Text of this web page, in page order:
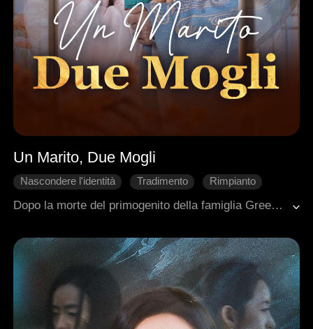
Un Marito, Due Mogli
Nascondere l'identità Tradimento
Rimpianto
Dopo la morte del primogenito della famiglia Green, Terrance, la giovane vedova Lydia resta sola.Per mantenere "intatte" entrambe le linee familiari, i genitori impongono al fratello minore Rory di sposarla, pur essendo già legato a Margaret. Né Rory né Margaret possono opporsi agli ordini degli anziani. Ma col tempo, la dolcezza calcolata di Lydia conquista lentamente il cuore di Rory, lasciando Margaret a guardare il proprio matrimonio sgretolarsi. Ferita e umiliata, Margaret decide finalmente di chiedere il divorzio e abbandonare per sempre la famiglia Green. Tuttavia, proprio nel giorno della sua partenza, un incendio misterioso devasta la casa — e Margaret perde tragicamente la vita tra le fiamme.